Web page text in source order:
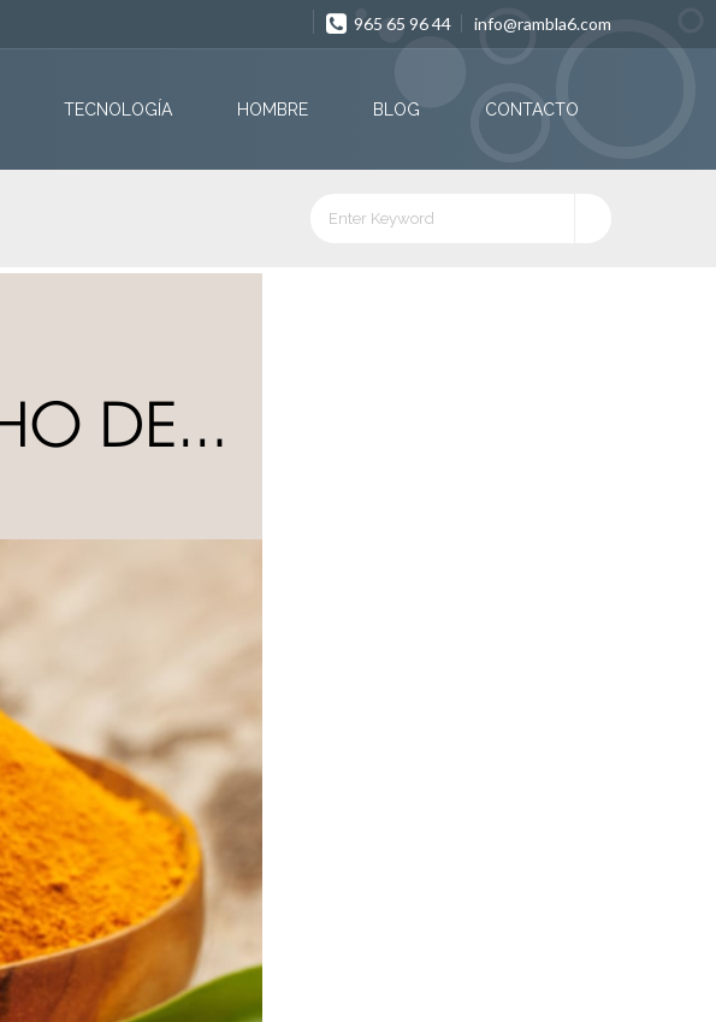
965 65 96 44 info@rambla6.com
TECNOLOGÍA HOMBRE BLOG CONTACTO